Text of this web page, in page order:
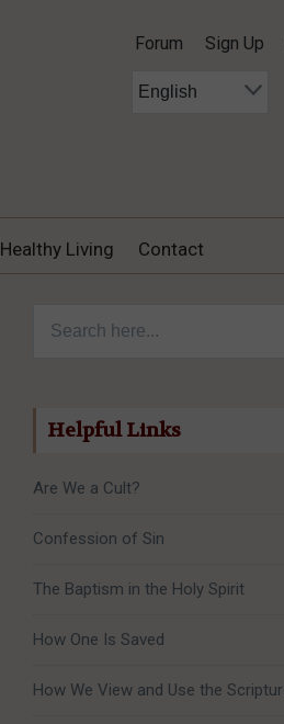
Forum Sign Up
Healthy Living Contact
Helpful Links
Are We a Cult?
Confession of Sin
The Baptism in the Holy Spirit
How One Is Saved
How We View and Use the